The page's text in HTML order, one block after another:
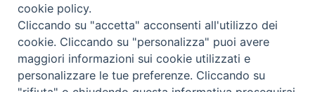
Coordinamento nazionale
cookie policy.
Cliccando su "accetta" acconsenti all'utilizzo dei
cookie. Cliccando su "personalizza" puoi avere
maggiori informazioni sui cookie utilizzati e
personalizzare le tue preferenze. Cliccando su